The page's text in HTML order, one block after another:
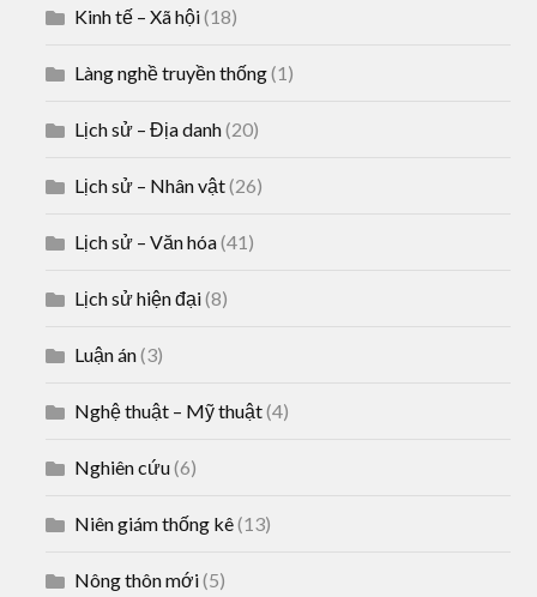
Kinh tế – Xã hội(18)
Làng nghề truyền thống(1)
Lịch sử – Địa danh(20)
Lịch sử – Nhân vật(26)
Lịch sử – Văn hóa(41)
Lịch sử hiện đại(8)
Luận án(3)
Nghệ thuật – Mỹ thuật(4)
Nghiên cứu(6)
Niên giám thống kê(13)
Nông thôn mới(5)